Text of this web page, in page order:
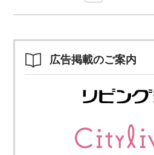
広告掲載のご案内